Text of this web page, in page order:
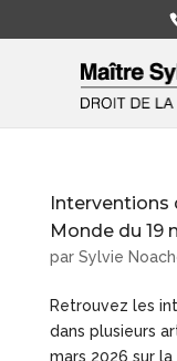
Interventions
Monde du 19
par Sylvie
Retrouvez les
dans plusieurs
mars 2026 sur